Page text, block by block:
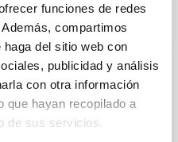
funciones de redes
compartimos
del sitio web con
publicidad y análisis
con otra información
que hayan recopilado a
de sus servicios.
Nuclei on
black hole